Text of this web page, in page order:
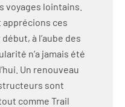
voyages lointains.
apprécions ces
à l’aube des
n’a jamais été
Un renouveau
sont
comme Trail